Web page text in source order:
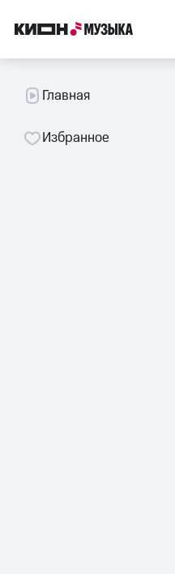
Главная
Избранное